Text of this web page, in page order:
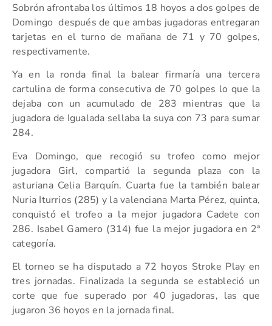
Sobrón afrontaba los últimos 18 hoyos a dos golpes de
Domingo después de que ambas jugadoras entregaran
tarjetas en el turno de mañana de 71 y 70 golpes,
respectivamente.
Ya en la ronda final la balear firmaría una tercera
cartulina de forma consecutiva de 70 golpes lo que la
dejaba con un acumulado de 283 mientras que la
jugadora de Igualada sellaba la suya con 73 para sumar
284.
Eva Domingo, que recogió su trofeo como mejor
jugadora Girl, compartió la segunda plaza con la
asturiana Celia Barquín. Cuarta fue la también balear
Nuria Iturrios (285) y la valenciana Marta Pérez, quinta,
conquistó el trofeo a la mejor jugadora Cadete con
286. Isabel Gamero (314) fue la mejor jugadora en 2ª
categoría.
El torneo se ha disputado a 72 hoyos Stroke Play en
tres jornadas. Finalizada la segunda se estableció un
corte que fue superado por 40 jugadoras, las que
jugaron 36 hoyos en la jornada final.